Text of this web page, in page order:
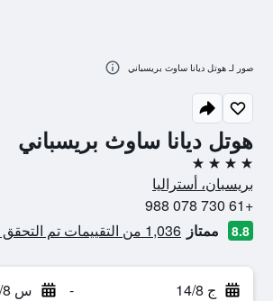
هوتل ديانا ساوث بريسباني
4 نجوم
بريسبان، أستراليا
+61 730 078 988
8.8 ممتاز 1,036 من التقييمات تم التحقق منها
ج 14/8 - س 15/8
صور لـ هوتل ديانا ساوث بريسباني